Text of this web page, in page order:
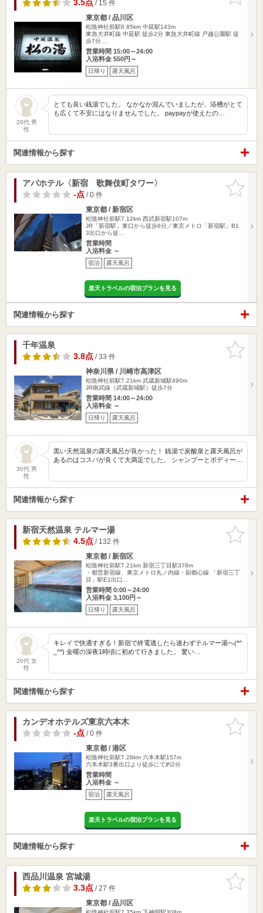
3.5点 / 15 件
東京都 / 品川区
松陰神社前駅6.85km 中延駅143m
東急大井町線 中延駅 徒歩2分 東急大井町線 戸越公園駅 徒
歩7分…
営業時間 15:00～24:00
入浴料金 550円～
日帰り 露天風呂
20代 男
性
とても良い銭湯でした。 なかなか混んでいましたが、浴槽がとて
も広くて不安にはなりませんでした。 paypayが使えたの…
関連情報から探す
お気に入
りに追加
アパホテル〈新宿 歌舞伎町タワー〉
-点/ 0 件
東京都 / 新宿区
松陰神社前駅7.12km 西武新宿駅107m
JR「新宿駅」東口から徒歩6分／東京メトロ「新宿駅」B1
3出口から徒…
営業時間
入浴料金 ～
宿泊 露天風呂
楽天トラベルの宿泊プランを見る
関連情報から探す
お気に入
りに追加
千年温泉
3.8点/ 33 件
神奈川県 / 川崎市高津区
松陰神社前駅7.21km 武蔵新城駅490m
JR南武線（武蔵新城駅）徒歩7分
営業時間 14:00～24:00
入浴料金 ～
日帰り 露天風呂
30代 男
性
黒い天然温泉の露天風呂が良かった！ 銭湯で炭酸泉と露天風呂が
あるのはコスパが良くて大満足でした。 シャンプーとボディー…
関連情報から探す
お気に入
りに追加
新宿天然温泉 テルマー湯
4.5点/ 132 件
東京都 / 新宿区
松陰神社前駅7.21km 新宿三丁目駅378m
・都営新宿線、東京メトロ丸ノ内線・副都心線 「新宿三丁
目」駅E1出口…
営業時間 0:00～24:00
入浴料金 3,100円～
日帰り 露天風呂
20代 女
性
キレイで快適すぎる！新宿で終電逃したら迷わずテルマー湯へ(*^
_^*) 金曜の深夜1時頃に初めて行きました。 驚い…
関連情報から探す
お気に入
りに追加
カンデオホテルズ東京六本木
-点/ 0 件
東京都 / 港区
松陰神社前駅7.28km 六本木駅157m
六本木駅3番出口より徒歩にて約2分
営業時間
入浴料金 ～
宿泊 露天風呂
楽天トラベルの宿泊プランを見る
関連情報から探す
お気に入
りに追加
西品川温泉 宮城湯
3.3点/ 27 件
東京都 / 品川区